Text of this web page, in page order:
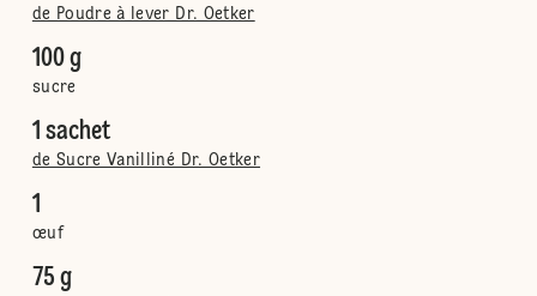
de Poudre à lever Dr. Oetker
100 g
sucre
1 sachet
de Sucre Vanilliné Dr. Oetker
1
œuf
75 g